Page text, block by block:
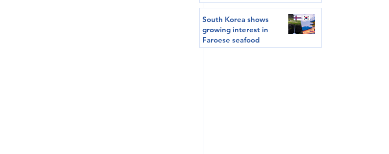
South Korea shows
growing interest in
Faroese seafood